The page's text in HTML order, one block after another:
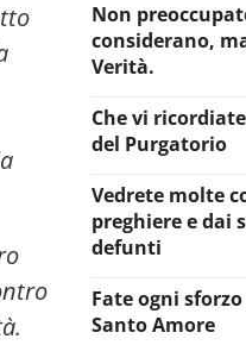
Non
considerano,
Verità.
Che vi
del Purgatorio
Vedrete molte
preghiere e dai
defunti
Fate ogni
Santo Amore